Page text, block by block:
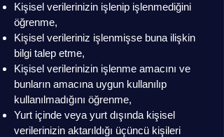
Kişisel verilerinizin işlenip işlenmediğini
öğrenme,
Kişisel verileriniz işlenmişse buna ilişkin
bilgi talep etme,
Kişisel verilerinizin işlenme amacını ve
bunların amacına uygun kullanılıp
kullanılmadığını öğrenme,
Yurt içinde veya yurt dışında kişisel
verilerinizin aktarıldığı üçüncü kişileri